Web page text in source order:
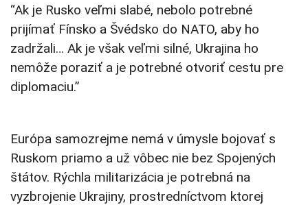
“Ak je Rusko veľmi slabé, nebolo potrebné
prijímať Fínsko a Švédsko do NATO, aby ho
zadržali… Ak je však veľmi silné, Ukrajina ho
nemôže poraziť a je potrebné otvoriť cestu pre
diplomaciu.”
Európa samozrejme nemá v úmysle bojovať s
Ruskom priamo a už vôbec nie bez Spojených
štátov. Rýchla militarizácia je potrebná na
vyzbrojenie Ukrajiny, prostredníctvom ktorej